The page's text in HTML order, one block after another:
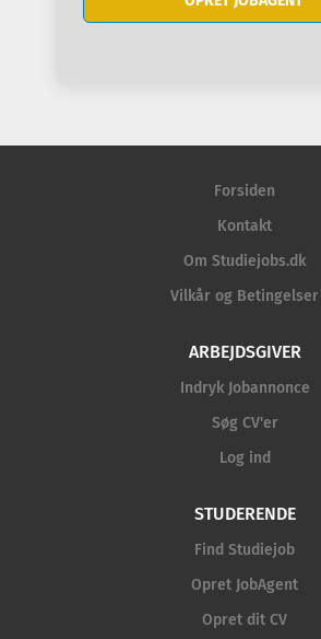
Forsiden
Kontakt
Om Studiejobs.dk
Vilkår og Betingelser
ARBEJDSGIVER
Indryk Jobannonce
Søg CV'er
Log ind
STUDERENDE
Find Studiejob
Opret JobAgent
Opret dit CV